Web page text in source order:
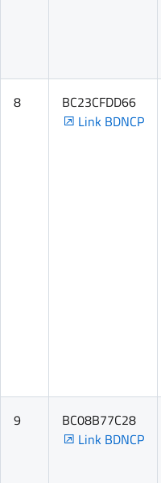
8
BC23CFDD66
Link BDNCP
9
BC08B77C28
Link BDNCP